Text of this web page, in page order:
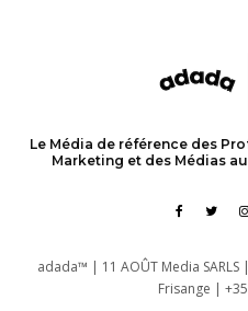
Le Média de référence des
Marketing et des Médias
adada™ | 11 AOÛT Media SARLS
Frisange |